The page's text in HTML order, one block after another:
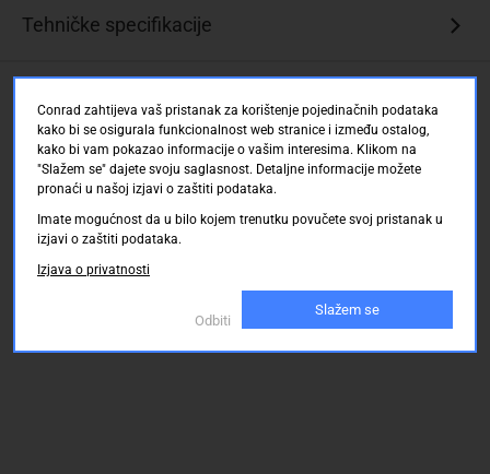
Tehničke specifikacije
Conrad zahtijeva vaš pristanak za korištenje pojedinačnih podataka
kako bi se osigurala funkcionalnost web stranice i između ostalog,
kako bi vam pokazao informacije o vašim interesima. Klikom na
"Slažem se" dajete svoju saglasnost. Detaljne informacije možete
pronaći u našoj izjavi o zaštiti podataka.
Imate mogućnost da u bilo kojem trenutku povučete svoj pristanak u
izjavi o zaštiti podataka.
Izjava o privatnosti
Odbiti
Slažem se